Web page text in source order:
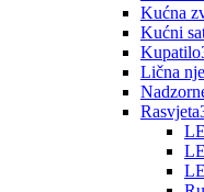
Kućna
Kućni
Kupatilo
Lična
Rasvjeta